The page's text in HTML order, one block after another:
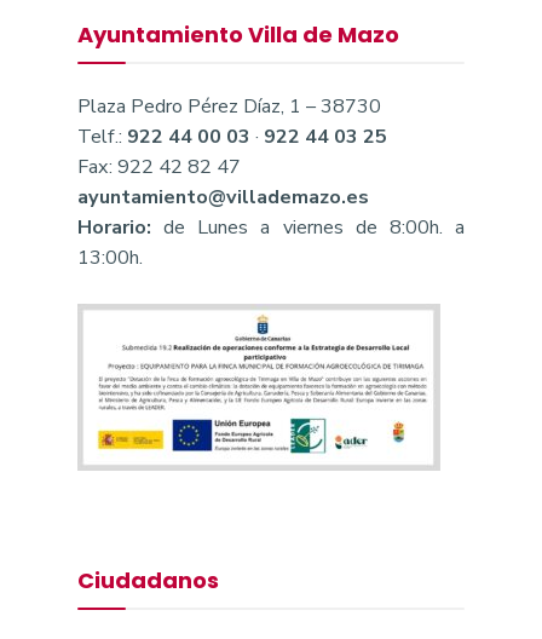
Ayuntamiento Villa de Mazo
Plaza Pedro Pérez Díaz, 1 – 38730
Telf.: 922 44 00 03 · 922 44 03 25
Fax: 922 42 82 47
ayuntamiento@villademazo.es
Horario: de Lunes a viernes de 8:00h. a
13:00h.
Ciudadanos